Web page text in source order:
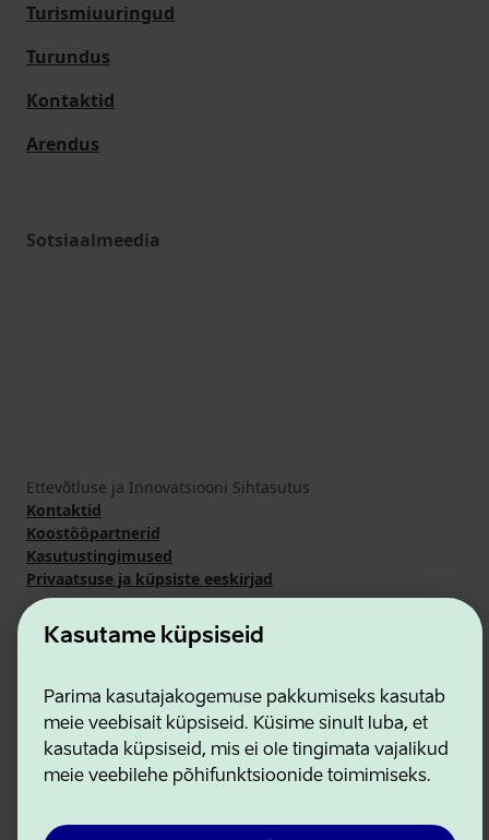
Kasutame küpsiseid
Parima kasutajakogemuse pakkumiseks kasutab
meie veebisait küpsiseid. Küsime sinult luba, et
kasutada küpsiseid, mis ei ole tingimata vajalikud
meie veebilehe põhifunktsioonide toimimiseks.
Turismiuuringud
Turundus
Kontaktid
Arendus
Sotsiaalmeedia
Ettevõtluse ja Innovatsiooni Sihtasutus
Kontaktid
Koostööpartnerid
Kasutustingimused
Privaatsuse ja küpsiste eeskirjad